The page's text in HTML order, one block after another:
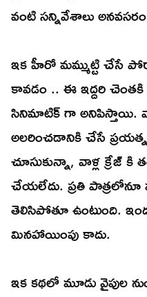
వంటి సన్నివేశాలు
ఇక హీరో మమ్ముట్టి
కావడం .. ఈ ఇద్దరి
సినిమాటిక్ గా అనిపిస్తాయి.
అలరించడానికి చేసే
చూసుకున్నా, వాళ్ల క్రేజ్
చేయలేదు. ప్రతి పాత్రలోనూ
తెలిసిపోతూ ఉంటుంది.
మినహాయింపు కాదు.
ఇక కథలో మూడు వైపుల